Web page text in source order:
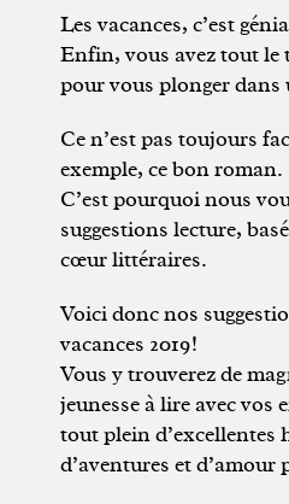
Les vacances, c’est
Enfin, vous avez tout le
pour vous plonger
Ce n’est pas toujours
exemple, ce bon roman.
C’est pourquoi nous
suggestions lecture,
cœur littéraires.
Voici donc nos
vacances 2019!
Vous y trouverez de
jeunesse à lire avec vos
tout plein d’excellentes
d’aventures et